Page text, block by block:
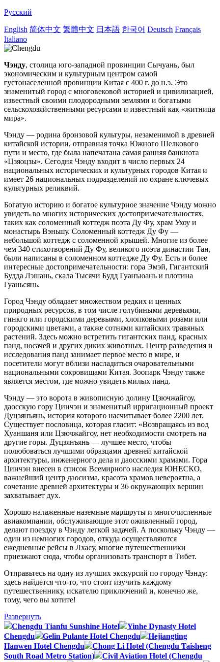
Русский
English 简体中文 繁體中文 日本語 한국어 Deutsch Français
Italiano
Чэнду, столица юго-западной провинции Сычуань, был
экономическим и культурным центром самой
густонаселенной провинции Китая с 400 г. до н.э. Это
знаменитый город с многовековой историей и цивилизацией,
известный своими плодородными землями и богатыми
сельскохозяйственными ресурсами и известный как «житница
мира».
Чэнду — родина бронзовой культуры, незаменимой в древней
китайской истории, отправная точка Южного Шелкового
пути и место, где была напечатана самая ранняя банкнота
«Цзяоцзы». Сегодня Чэнду входит в число первых 24
национальных исторических и культурных городов Китая и
имеет 26 национальных подразделений по охране ключевых
культурных реликвий.
Богатую историю и богатое культурное значение Чэнду можно
увидеть во многих исторических достопримечательностях,
таких как соломенный коттедж поэта Ду Фу, храм Ухоу и
монастырь Вэньшу. Соломенный коттедж Ду Фу —
небольшой коттедж с соломенной крышей. Многие из более
чем 340 стихотворений Ду Фу, великого поэта династии Тан,
были написаны в соломенном коттедже Ду Фу. Есть и более
интересные достопримечательности: гора Эмэй, Гигантский
Будда Лэшань, скала Тысячи Будд Гуанъюань и плотина
Гуаньсянь.
Город Чэнду обладает множеством редких и ценных
природных ресурсов, в том числе голубиными деревьями,
гинкго или городскими деревьями, хлопковыми розами или
городскими цветами, а также сотнями китайских травяных
растений. Здесь можно встретить гигантских панд, красных
панд, носачей и других диких животных. Центр разведения и
исследования панд занимает первое место в мире, и
посетители могут вблизи насладиться очаровательными
национальными сокровищами Китая. Зоопарк Чэнду также
является местом, где можно увидеть милых панд.
Чэнду — это ворота в живописную долину Цзючжайгоу,
даосскую гору Цинчэн и знаменитый ирригационный проект
Дуцзянъянь, история которого насчитывает более 2200 лет.
Существует пословица, которая гласит: «Возвращаясь из вод
Хуаншаня или Цзючжайгоу, нет необходимости смотреть на
другие горы. Дуцзянъянь — лучшее место, чтобы
полюбоваться лучшими образцами древней китайской
архитектуры, инженерного дела и даосскими храмами. Гора
Цинчэн внесен в список Всемирного наследия ЮНЕСКО,
важнейший центр даосизма, красота храмов невероятна, а
сочетание древней архитектуры и 36 окружающих вершин
захватывает дух.
Хорошо налаженные наземные маршруты и многочисленные
авиакомпании, обслуживающие этот оживленный город,
делают поездку в Чэнду легкой задачей. А поскольку Чэнду —
один из немногих городов, откуда осуществляются
ежедневные рейсы в Лхасу, многие путешественники
приезжают сюда, чтобы организовать транспорт в Тибет.
Отправьтесь на одну из лучших экскурсий по городу Чэнду:
здесь найдется что-то, что стоит изучить каждому
путешественнику, искателю приключений и, конечно же,
тому, чего вы хотите!
Развернуть
Chengdu Tianfu Sunshine Hotel
Yinhe Dynasty Hotel
Chengdu
Gelin Pulante Hotel Chengdu
Hejiangting
Hanwen Hotel Chengdu
Chong Li Hotel (Chengdu Taisheng
South Road Metro Station)
Civil Aviation Hotel (Chengdu